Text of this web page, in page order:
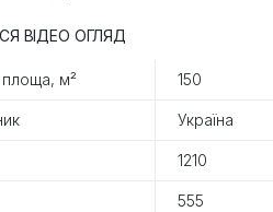
ВІДЕО ОГЛЯД
м² 150
Україна
1210
555